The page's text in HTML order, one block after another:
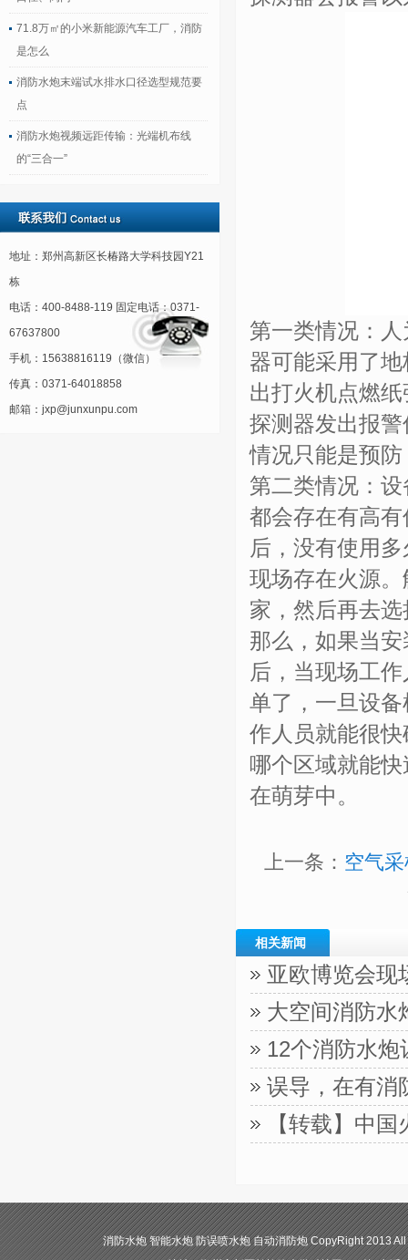
71.8万㎡的小米新能源汽车工厂，消防
是怎么
消防水炮末端试水排水口径选型规范要
点
消防水炮视频远距传输：光端机布线
的“三合一”
地址：郑州高新区长椿路大学科技园Y21
栋
电话：400-8488-119 固定电话：0371-
67637800
手机：15638816119（微信）
传真：0371-64018858
邮箱：jxp@junxunpu.com
第一类情况：
器可能采用了
出打火机点燃
探测器发出报
情况只能是预
第二类情况：
都会存在有高
后，没有使用
现场存在火源
家，然后再去
那么，如果当
后，当现场工
单了，一旦设
作人员就能很
哪个区域就能
在萌芽中。
上一条： 空气
相关新闻
亚欧博览会现
大空间消防水
12个消防水
误导，在有消
【转载】中
消防水炮 智能水炮 防误喷水炮 自动消防炮 CopyRight 2013